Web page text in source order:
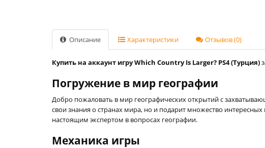
Описание Характеристики Отзывов (0)
Купить на аккаунт игру Which Country Is Larger? PS4 (Турция)
Погружение в мир географии
Добро пожаловать в мир географических открытий с
свои знания о странах мира, но и подарит множество
настоящим экспертом в вопросах географии.
Механика игры